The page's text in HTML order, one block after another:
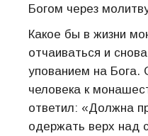
Богом через
Какое бы в жизни
отчаиваться и
упованием на Бога.
человека к
ответил: «Должна
одержать верх над